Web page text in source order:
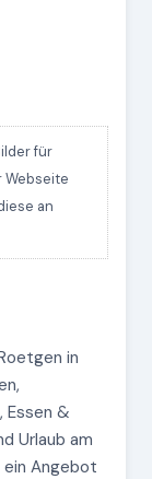
für
Webseite
an
in
&
Urlaub am
ein Angebot